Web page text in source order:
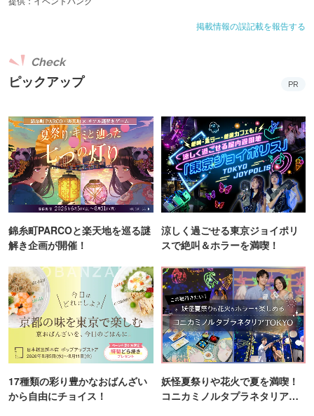
掲載情報の誤記載を報告する
ピックアップ
Check
PR
錦糸町PARCOと楽天地を巡る謎
解き企画が開催！
涼しく過ごせる東京ジョイポリ
スで絶叫＆ホラーを満喫！
17種類の彩り豊かなおばんざい
から自由にチョイス！
妖怪夏祭りや花火で夏を満喫！
コニカミノルタプラネタリア